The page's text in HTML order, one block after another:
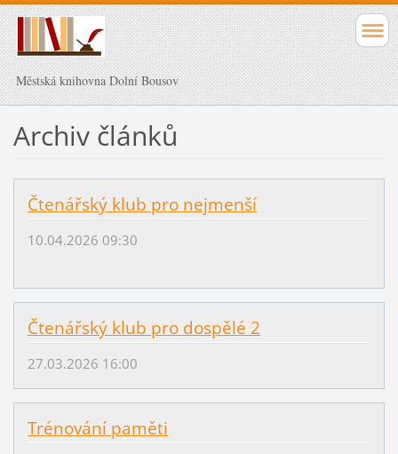
Městská knihovna Dolní Bousov
Archiv článků
Čtenářský klub pro nejmenší
10.04.2026 09:30
Čtenářský klub pro dospělé 2
27.03.2026 16:00
Trénování paměti